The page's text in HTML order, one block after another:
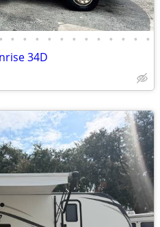
• • • • • • • • • • • • •
34D